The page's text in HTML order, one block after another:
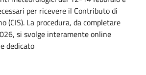
per ricevere il Contributo di
(CIS). La procedura, da completare
si svolge interamente online
dedicato